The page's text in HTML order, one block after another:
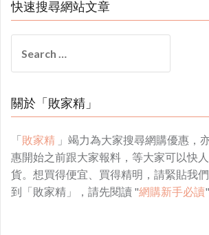
快速搜尋網站文章
for:
關於「敗家精」
「敗家精 」竭力為大家搜尋網購優惠，
惠開始之前跟大家報料，等大家可以快
貨。想買得便宜、買得精明，請緊貼我
到「敗家精」，請先閱讀 "網購新手必讀